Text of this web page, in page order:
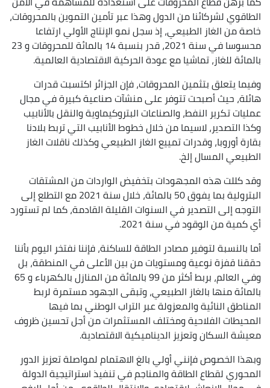
الطاقوي لشركائنا من الدول وهذا عبر تأمين التموين بالمحروقات،
خاصة من الغاز الطبيعي، إذ سجل نمو الإنتاج الأولي ارتفاعا
محسوسا في سنة 2021، قدر بنسبة 14 بالمائة للمحروقات و 23
بالمائة للغاز، تماشيا مع عودة الحركية الاقتصادية العالمية.
وفيما يتعلق بتثمين المحروقات، فإن الجزائر اكتسبت قدرات
هائلة، حيث أصبحت تتوفر على منشآت صناعية كبيرة في مجال
عمليات تكرير النفط، والصناعات البتروكيماوية والنقل بالأنابيب
وكذا التصدير، لاسيما من خلال خطوط الأنابيب التي تربط بلادنا
بقارة أوروبا، وقدرات تمييع الغاز الطبيعي وكذلك ناقلات الغاز
الطبيعي المسال إلخ.
وقد كللت هذه المجهودات بتخفيض الواردات من المشتقات
البترولية بما يفوق 50 بالمائة، خلال سنة 2021 مع التطلع إلى
التوجه إلى التصدير في السنوات القليلة القادمة، كما لم تستورد
أي كمية من الوقود في سنة 2021.
‏أما بالنسبة لتوفير مصادر الطاقة للساكنة، فإننا نفتخر اليوم بأننا
حققنا قفزة نوعية ومستويات من بين الأعلى في المنطقة، بل
وفي العالم، بربط أكثر من 99 بالمائة من المنازل بالكهرباء و 65
بالمائة منها بالغاز الطبيعي، وتبقى الجهود مستمرة لربط
المناطق النائية والمعزولة عبر التراب الوطني بما فيها
المحيطات الفلاحية ومختلف المستثمرات من أجل تحسين ظروف
معيشة السكان وتعزيز الديناميكية الاقتصادية.
وبهذا الخصوص فإنني أولي بالغ الاهتمام لمواصلة تعزيز الدور
المحوري لقطاع الطاقة والمناجم في تنفيذ استراتيجية ‏الدولة